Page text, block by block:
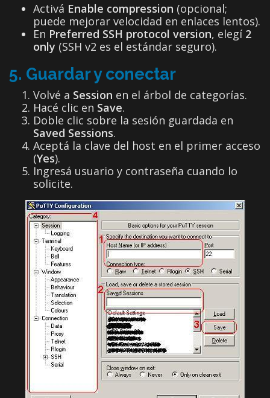
Activá Enable compression (opcional;
puede mejorar velocidad en enlaces lentos).
En Preferred SSH protocol version, elegí 2
only (SSH v2 es el estándar seguro).
5. Guardar y conectar
Volvé a Session en el árbol de categorías.
Hacé clic en Save.
Doble clic sobre la sesión guardada en
Saved Sessions.
Aceptá la clave del host en el primer acceso
(Yes).
Ingresá usuario y contraseña cuando lo
solicite.